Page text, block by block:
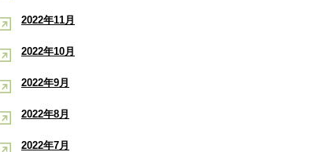
2022年11月
2022年10月
2022年9月
2022年8月
2022年7月